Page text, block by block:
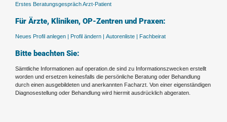
Erstes Beratungsgespräch Arzt-Patient
Für Ärzte, Kliniken, OP-Zentren und Praxen:
Neues Profil anlegen | Profil ändern | Autorenliste | Fachbeirat
Bitte beachten Sie:
Sämtliche Informationen auf operation.de sind zu Informationszwecken erstellt
worden und ersetzen keinesfalls die persönliche Beratung oder Behandlung
durch einen ausgebildeten und anerkannten Facharzt. Von einer eigenständigen
Diagnosestellung oder Behandlung wird hiermit ausdrücklich abgeraten.